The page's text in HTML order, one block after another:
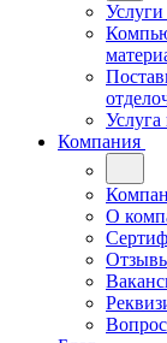
Услуги
Услуга
Компания
О